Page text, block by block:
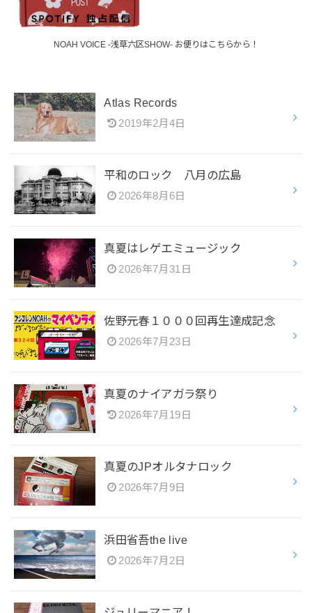
NOAH VOICE -浅草六区SHOW- お便りはこちらから！
Atlas Records
2019年2月4日
平和のロック 八月の広島
2026年8月6日
真夏はレゲエミュージック
2026年7月31日
佐野元春１０００回再生達成記念
2026年7月23日
真夏のナイアガラ祭り
2026年7月19日
真夏のJPオルタナロック
2026年7月9日
浜田省吾the live
2026年7月2日